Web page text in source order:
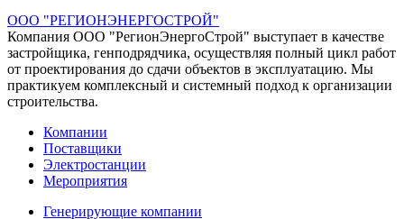
ООО "РЕГИОНЭНЕРГОСТРОЙ"
Компания ООО "РегионЭнергоСтрой" выступает в качестве
застройщика, генподрядчика, осуществляя полный цикл работ
от проектирования до сдачи объектов в эксплуатацию. Мы
практикуем комплексный и системный подход к организации
строительства.
Компании
Поставщики
Электростанции
Мероприятия
Генерирующие компании